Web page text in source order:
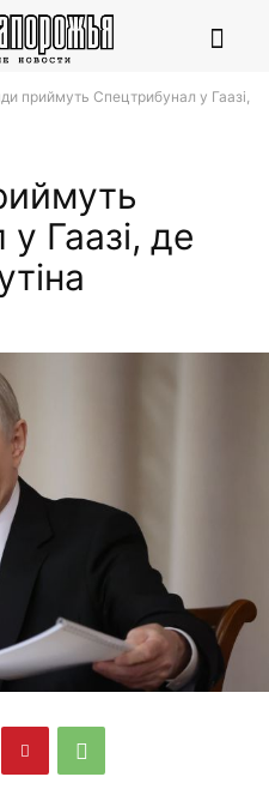
приймуть Спецтрибунал у Гаазі,
Гаазі, де